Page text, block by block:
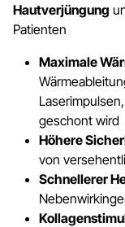
Hautverjüngung
Patienten
Maximale
geschont wird
Höhere
von
Schnellerer